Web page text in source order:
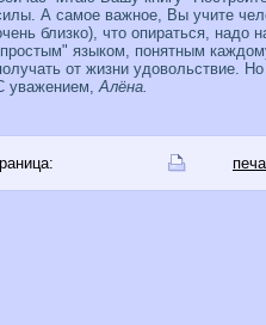
А самое важное, Вы учите
близко), что опираться, надо
языком, понятным
от жизни удовольствие.
уважением, Алёна.